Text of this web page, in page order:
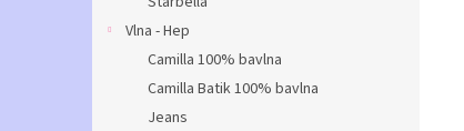
Vlna - Hep
Camilla 100% bavlna
Camilla Batik 100% bavlna
Jeans